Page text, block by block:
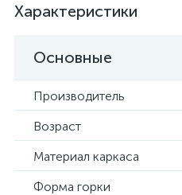
Характеристики
Основные
Производитель
Возраст
Материал каркаса
Форма горки